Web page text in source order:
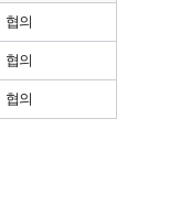
협의
협의
협의